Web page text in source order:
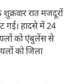
रात मजदूरों
गई। हादसे में 24
को एंबुलेंस से
को जिला